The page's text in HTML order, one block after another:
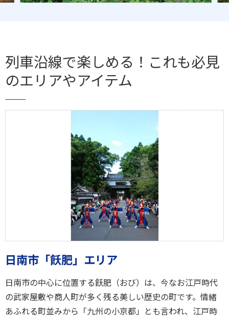
列車沿線で楽しめる！これも必見
のエリアやアイテム
日南市「飫肥」エリア
日南市の中心に位置する飫肥（おび）は、今なお江戸時代
の武家屋敷や商人町が多く残る美しい歴史の町です。情緒
あふれる町並みから「九州の小京都」とも言われ、江戸時